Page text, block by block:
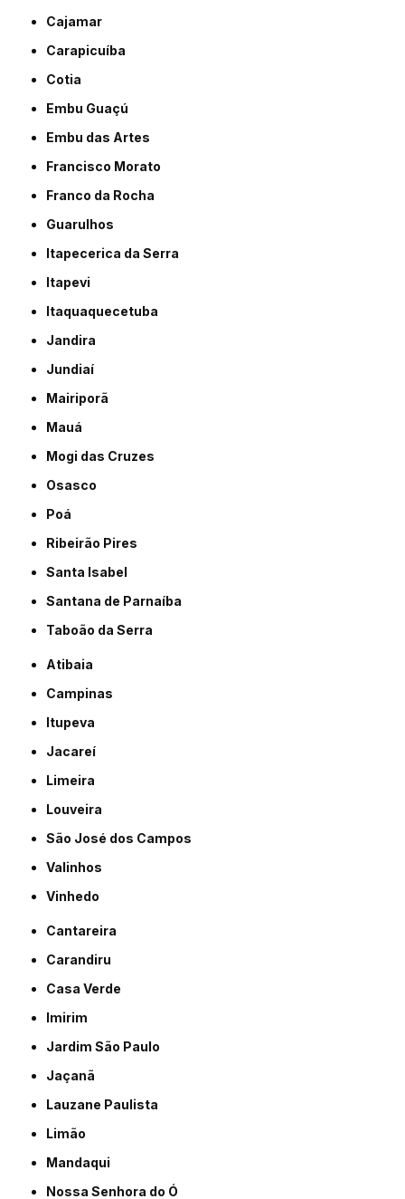
Cajamar
Carapicuíba
Cotia
Embu Guaçú
Embu das Artes
Francisco Morato
Franco da Rocha
Guarulhos
Itapecerica da Serra
Itapevi
Itaquaquecetuba
Jandira
Jundiaí
Mairiporã
Mauá
Mogi das Cruzes
Osasco
Poá
Ribeirão Pires
Santa Isabel
Santana de Parnaíba
Taboão da Serra
Atibaia
Campinas
Itupeva
Jacareí
Limeira
Louveira
São José dos Campos
Valinhos
Vinhedo
Cantareira
Carandiru
Casa Verde
Imirim
Jardim São Paulo
Jaçanã
Lauzane Paulista
Limão
Mandaqui
Nossa Senhora do Ó